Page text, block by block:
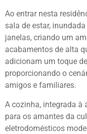
Ao entrar nesta
sala de estar,
janelas, criando um
acabamentos de alta
adicionam um toque
proporcionando o
amigos e familiares.
A cozinha, integrada à
para os amantes da
eletrodomésticos